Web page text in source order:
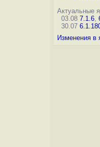
Актуальные
03.08 7.1.6,
30.07
Изменения в